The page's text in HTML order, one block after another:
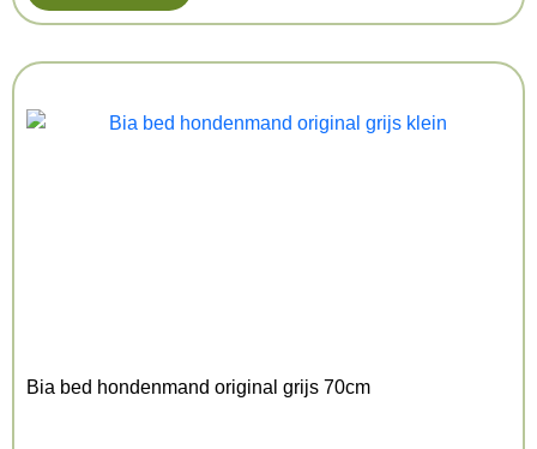
Bia bed hondenmand original grijs 70cm